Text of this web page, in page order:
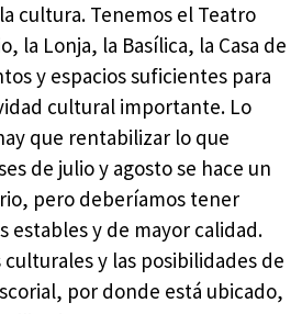
cultura. Tenemos el Teatro
la Lonja, la Basílica, la Casa de
y espacios suficientes para
cultural importante. Lo
que rentabilizar lo que
de julio y agosto se hace un
pero deberíamos tener
estables y de mayor calidad.
y las posibilidades de
por donde está ubicado,